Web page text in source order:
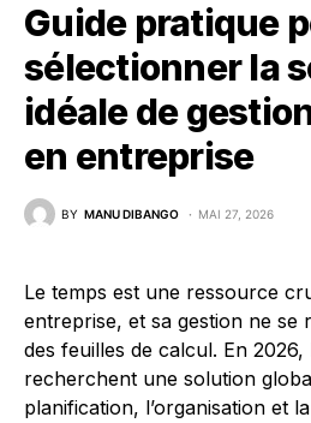
Guide pratique
sélectionner la
idéale de
en entreprise
BY MANU DIBANGO MAI 27, 2026
Le temps est une ressource
entreprise, et sa gestion ne se
des feuilles de calcul. En 2026,
recherchent une solution
planification, l’organisation et